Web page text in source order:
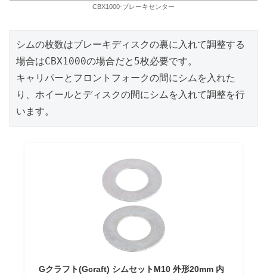
CBX1000-ブレーキセンター
シムの枚数はブレーキディスクの裏に入れて調整する
場合はCBX1000の場合だと5枚必要です。
キャリパーとフロントフォークの間にシムを入れた
り、ホイールとディスクの間にシムを入れて調整を行
います。
Gクラフト(Gcraft) シムセットM10 外形20mm 内